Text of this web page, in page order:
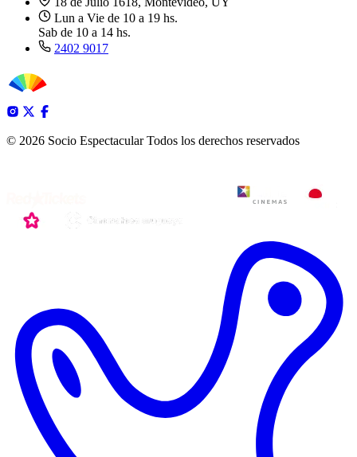
Lun a Vie de 10 a 19 hs.
Sab de 10 a 14 hs.
2402 9017
© 2026 Socio Espectacular Todos los derechos reservados